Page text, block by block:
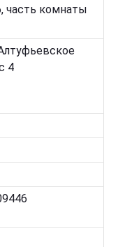
часть комнаты
4